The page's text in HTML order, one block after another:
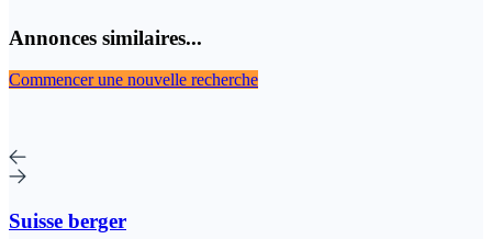
Annonces similaires...
Commencer une nouvelle recherche
Suisse berger